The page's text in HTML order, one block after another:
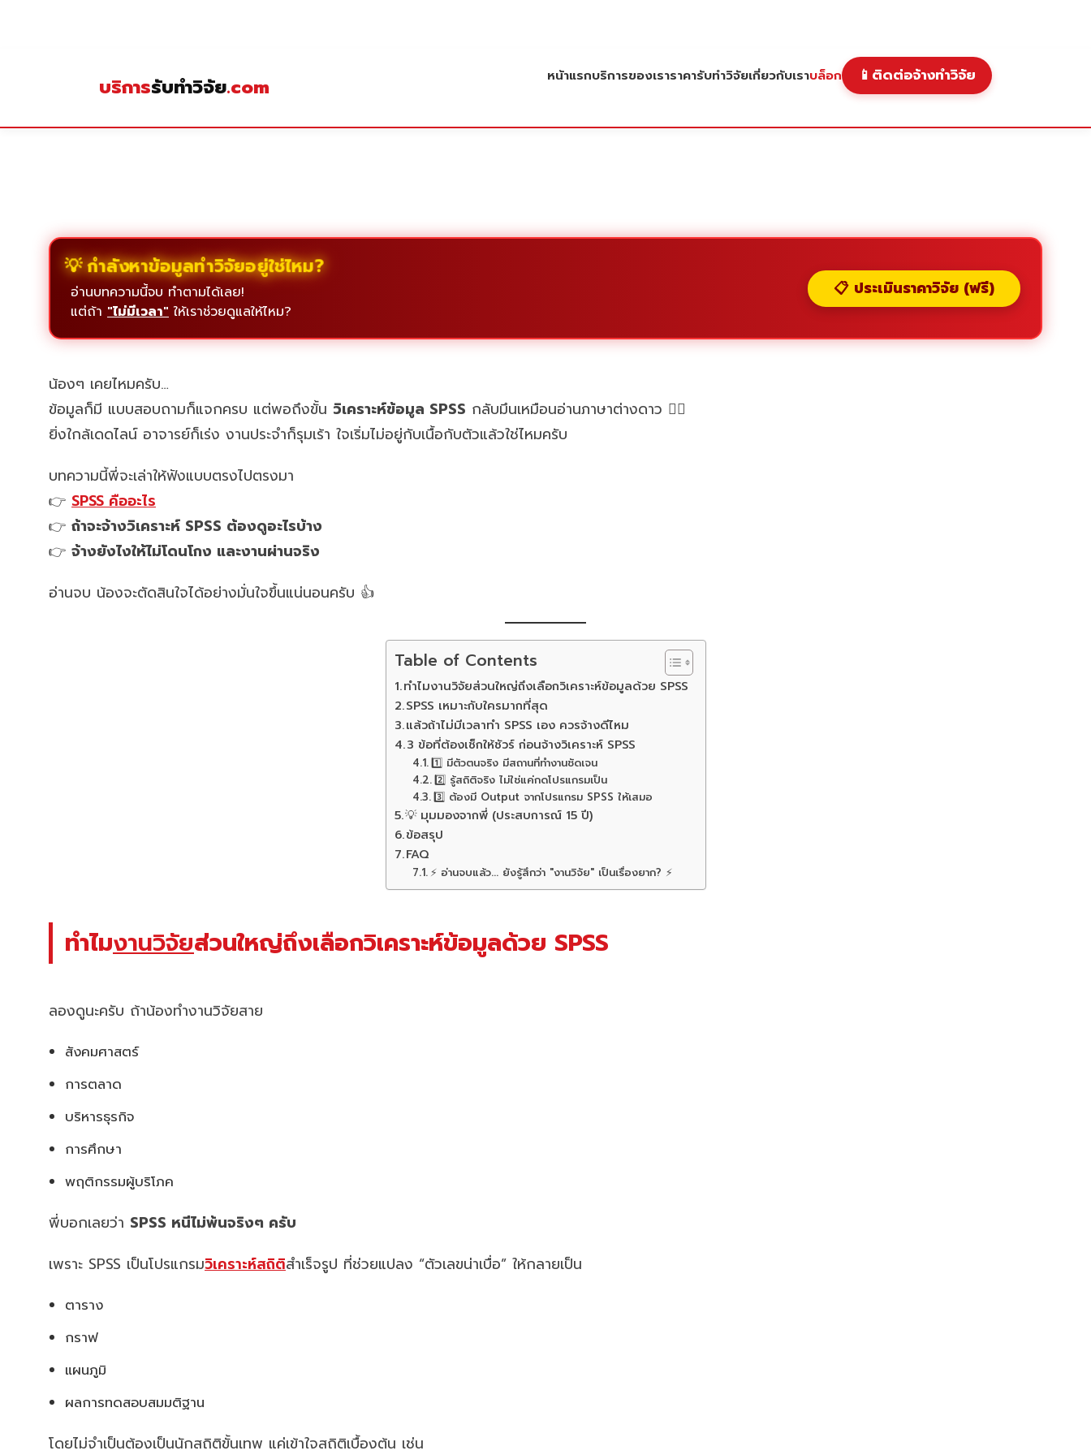
บริการรับทำวิจัย.com หน้าแรกบริการของเราราคารับทำวิจัยเกี่ยวกับเราบล็อก 📱 ติดต่อจ้างทำวิจัย
💡 กำลังหาข้อมูลทำวิจัยอยู่ใช่ไหม?
อ่านบทความนี้จบ ทำตามได้เลย!
แต่ถ้า "ไม่มีเวลา" ให้เราช่วยดูแลให้ไหม?
📋 ประเมินราคาวิจัย (ฟรี)
น้องๆ เคยไหมครับ…
ข้อมูลก็มี แบบสอบถามก็แจกครบ แต่พอถึงขั้น วิเคราะห์ข้อมูล SPSS กลับมึนเหมือนอ่านภาษาต่างดาว 😵‍💫
ยิ่งใกล้เดดไลน์ อาจารย์ก็เร่ง งานประจำก็รุมเร้า ใจเริ่มไม่อยู่กับเนื้อกับตัวแล้วใช่ไหมครับ
บทความนี้พี่จะเล่าให้ฟังแบบตรงไปตรงมา
👉 SPSS คืออะไร
👉 ถ้าจะจ้างวิเคราะห์ SPSS ต้องดูอะไรบ้าง
👉 จ้างยังไงให้ไม่โดนโกง และงานผ่านจริง
อ่านจบ น้องจะตัดสินใจได้อย่างมั่นใจขึ้นแน่นอนครับ 👍
Table of Contents
ทำไมงานวิจัยส่วนใหญ่ถึงเลือกวิเคราะห์ข้อมูลด้วย SPSS
SPSS เหมาะกับใครมากที่สุด
แล้วถ้าไม่มีเวลาทำ SPSS เอง ควรจ้างดีไหม
3 ข้อที่ต้องเช็กให้ชัวร์ ก่อนจ้างวิเคราะห์ SPSS
1️⃣ มีตัวตนจริง มีสถานที่ทำงานชัดเจน
2️⃣ รู้สถิติจริง ไม่ใช่แค่กดโปรแกรมเป็น
3️⃣ ต้องมี Output จากโปรแกรม SPSS ให้เสมอ
💡 มุมมองจากพี่ (ประสบการณ์ 15 ปี)
ข้อสรุป
FAQ
⚡ อ่านจบแล้ว... ยังรู้สึกว่า "งานวิจัย" เป็นเรื่องยาก? ⚡
ทำไมงานวิจัยส่วนใหญ่ถึงเลือกวิเคราะห์ข้อมูลด้วย SPSS
ลองดูนะครับ ถ้าน้องทำงานวิจัยสาย
สังคมศาสตร์
การตลาด
บริหารธุรกิจ
การศึกษา
พฤติกรรมผู้บริโภค
พี่บอกเลยว่า SPSS หนีไม่พ้นจริงๆ ครับ
เพราะ SPSS เป็นโปรแกรมวิเคราะห์สถิติสำเร็จรูป ที่ช่วยแปลง “ตัวเลขน่าเบื่อ” ให้กลายเป็น
ตาราง
กราฟ
แผนภูมิ
ผลการทดสอบสมมติฐาน
โดยไม่จำเป็นต้องเป็นนักสถิติขั้นเทพ แค่เข้าใจสถิติเบื้องต้น เช่น